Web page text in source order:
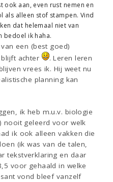
ook aan, even rust nemen en
als alleen stof stampen. Vind
dat helemaal niet van
bedoel ik haha.
een (best goed)
achter
. Leren leren
vrees ik. Hij weet nu
planning kan
ik heb m.u.v. biologie
nooit geleerd voor welk
ik ook alleen vakken die
(ik was van de talen,
tekstverklaring en daar
voor gehaald in welke
vond bleef vanzelf